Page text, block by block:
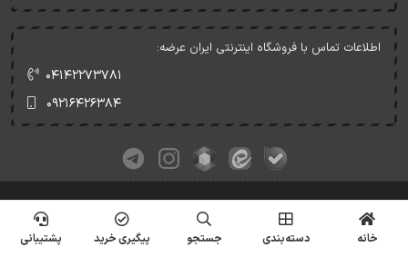
اطلاعات تماس با فروشگاه اینترنتی ایران عرضه:
۰۴۱۴۲۲۷۳۷۸۱
۰۹۲۱۶۴۲۶۳۸۴
خانه دسته‌بندی جستجو پیگیری خرید پشتیبانی